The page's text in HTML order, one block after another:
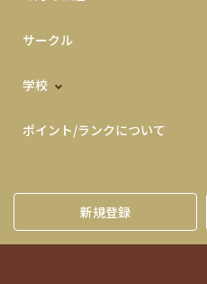
サークル
学校
ポイント/ランクについて
新規登録